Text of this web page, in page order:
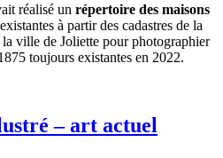
réalisé un répertoire des maisons
à partir des cadastres de la
ville de Joliette pour photographier
toujours existantes en 2022.
– art actuel